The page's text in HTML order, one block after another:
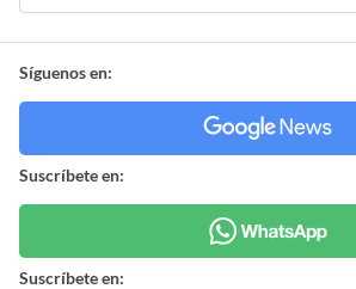
Síguenos en:
Suscríbete en:
Suscríbete en: